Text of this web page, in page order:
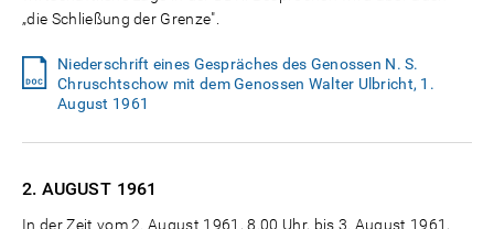
„die Schließung der Grenze".
Niederschrift eines Gespräches des Genossen N. S.
Chruschtschow mit dem Genossen Walter Ulbricht, 1.
August 1961
2. AUGUST 1961
In der Zeit vom 2. August 1961, 8.00 Uhr, bis 3. August 1961,